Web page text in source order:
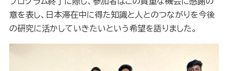
意を表し、日本滞在中に得た知識と人とのつながりを今後
の研究に活かしていきたいという希望を語りました。